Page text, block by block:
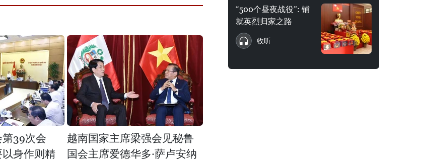
39次会
身作则精
越南国家主席梁强会见秘鲁
国会主席爱德华多·萨卢安纳
“500个昼夜战役”: 铺
就英烈归家之路
收听